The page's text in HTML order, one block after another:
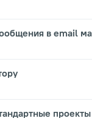
в email